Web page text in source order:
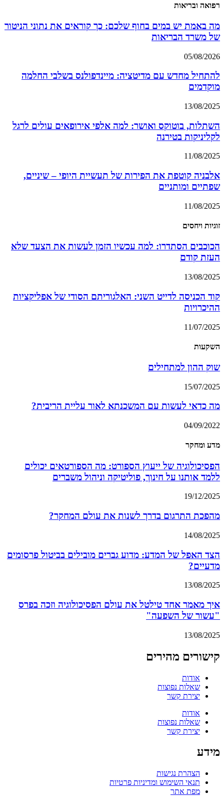
רפואה ובריאות
מה באמת יש במים בחוף שלכם: כך קוראים את נתוני הניטור
של משרד הבריאות
05/08/2026
להתחיל מחדש עם מדיטציה: מיינדפולנס בשלבי החלמה
מוקדמים
13/08/2025
השתלות, בוטוקס ואושר: למה אלפי אירופאים עולים לרגל
לקליניקות בטירנה
11/08/2025
אלבניה קוטפת את הפירות של תעשיית היופי – שיניים,
שפתיים ומותניים
11/08/2025
זוגיות ויחסים
הכוכבים הסתדרו: למה עכשיו הזמן לעשות את הצעד שלא
העזת קודם
13/08/2025
קוד הכניסה לדייט השני: האלגוריתם הסודי של אפליקציות
ההיכרויות
11/07/2025
השקעות
שוק ההון למתחילים
15/07/2025
מה כדאי לעשות עם המשכנתא לאור עליית הריבית?
04/09/2022
מדע ומחקר
הפסיכולוגיה של ייעוץ הספורט: מה הספורטאים יכולים
ללמד אותנו על חינוך, פוליטיקה וניהול משברים
19/12/2025
מהפכת התרגום בדרך לשנות את עולם המחקר?
14/08/2025
הצד האפל של המדע: מדוע גברים מובילים בביטול פרסומים
מדעיים?
13/08/2025
איך מאמר אחד טילטל את עולם הפסיכולוגיה וזכה בפרס
"עשור של השפעה"
13/08/2025
קישורים מהירים
אודות
שאלות נפוצות
יצירת קשר
אודות
שאלות נפוצות
יצירת קשר
מידע
הצהרת נגישות
תנאי השימוש ומדיניות פרטיות
מפת אתר